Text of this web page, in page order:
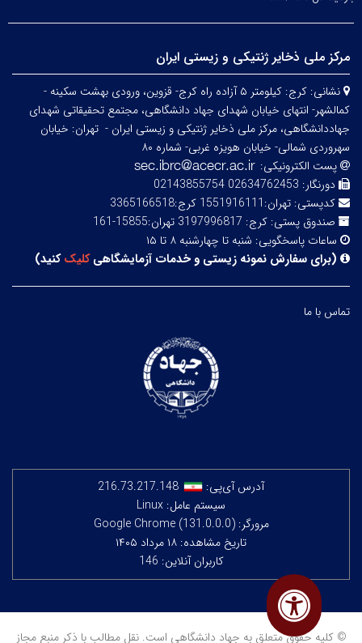
مرکز ملی ذخایر ژنتیکی و زیستی ایران
نشانی:
کرج: کیلومتر ۵ آزاده راه کرج- قزوین، ورودی بهشت سکینه -
کمالشهر- انتهای خیابان شهدای جهاد دانشگاهی، مجتمع تحقیقاتی شهدای
جهاددانشگاهی، مرکز ملی ذخایر ژنتیکی و زیستی ایران - تهران: خیابان
سهروردی شمالی- خیابان هویزه غربی- شماره ۸۰
پست الکترونیکی:
دورنگار: 02634762453 02143855754
کدپستی: تهران:1551916111 کرج:3365166518
صندوق پستی: کرج: 3197996817 تهران:15855-161
ساعات پاسخگویی: شنبه تا چهارشنبه ۸ تا ۱۵
(برای سفارش نمونه زیستی و خدمات آزمایشگاهیکلیککنید)
تماس با ما
آدرس آی‌پی:
216.73.217.148
سیستم عامل: Linux
مرورگر: Google Chrome (131.0.0.0)
تاریخ مشاهده: ۱۸ مرداد ۱۴۰۵
کاربران آنلاین: 146
© کلیه حقوق متعلق به جهاد دانشگاهی است. نقل مطالب با ذکر منبع مجاز